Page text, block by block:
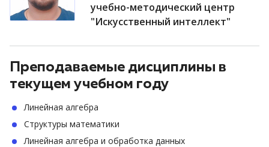
учебно-методический центр
"Искусственный интеллект"
Преподаваемые дисциплины в
текущем учебном году
Линейная алгебра
Структуры математики
Линейная алгебра и обработка данных